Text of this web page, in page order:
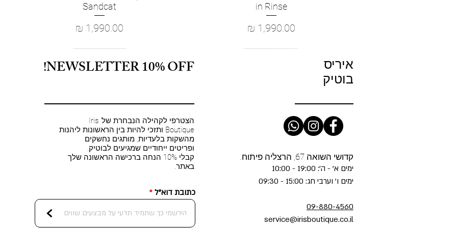
in Rinse
מחיר
Sandcat
מחיר
תצוגה מהירה
FRAME - The Slip Dress in Light
תצוגה מהירה
FRAME - The Gray in Dodger
תצוגה מהירה
L'AGENCE - Cody Cropped Barrel-
L'AGENCE - Paulette Corset Top in תצוגה מהירה
Retrofete- Cyra Sequin Dress in
Retrofete- Wrenley Dress in Rose תצוגה מהירה
Retrofete- Safie Dress in Truffle
NEWSLETTER 10% OFF!
הצטרפי לקהילה הנבחרת של Iris
Boutique ותזכי להיות בין הראשונות ליהנות
מהשקות בלעדיות, מותגים נחשקים
ופריטים ייחודיים שמגיעים לבוטיק.
קבלי 10% הנחה ברכישה הראשונה שלך
באתר.
כתובת דוא"ל
<
איריס
בוטיק
קדושי השואה 67, הרצליה פיתוח.
ימים א' - ה': 19:00 - 10:00
ימים ו' וערבי חג: 15:00 - 09:30
09-880-4560
service@irisboutique.co.il